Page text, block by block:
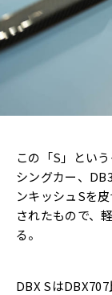
この「S」とい
シングカー、
ンキッシュSを
されたもので、
る。
DBX Sは